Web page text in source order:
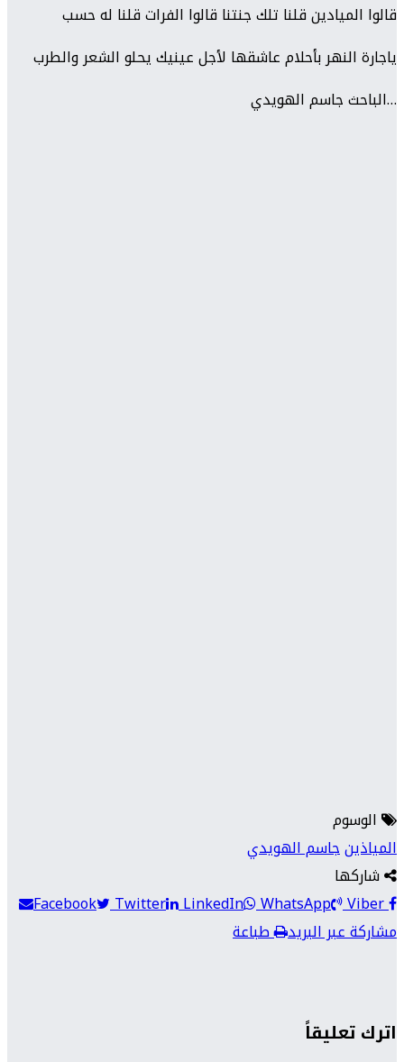
قالوا الميادين قلنا تلك جنتنا قالوا الفرات قلنا له حسب
ياجارة النهر بأحلام عاشقها لأجل عينيك يحلو الشعر والطرب
…الباحث جاسم الهويدي
الوسوم
المياذينجاسم الهويدي
شاركها
Facebook
Twitter LinkedIn WhatsApp Viber
مشاركة عبر البريد
طباعة
اترك تعليقاً